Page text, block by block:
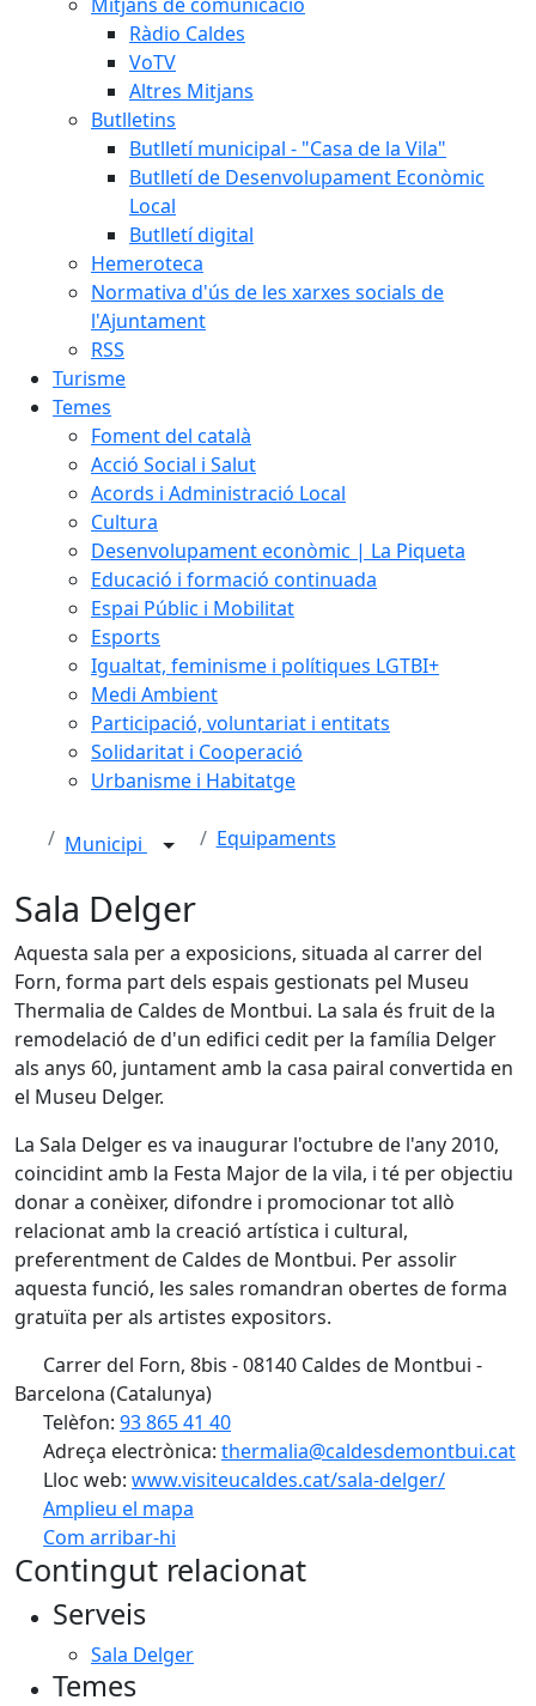
Ràdio Caldes
VoTV
Altres Mitjans
Butlletins
Butlletí municipal - "Casa de la Vila"
Butlletí de Desenvolupament Econòmic
Local
Butlletí digital
Hemeroteca
Normativa d'ús de les xarxes socials de
l'Ajuntament
RSS
Turisme
Temes
Foment del català
Acció Social i Salut
Acords i Administració Local
Cultura
Desenvolupament econòmic | La Piqueta
Educació i formació continuada
Espai Públic i Mobilitat
Esports
Igualtat, feminisme i polítiques LGTBI+
Medi Ambient
Participació, voluntariat i entitats
Solidaritat i Cooperació
Urbanisme i Habitatge
Municipi Equipaments
Sala Delger
Aquesta sala per a exposicions, situada al carrer del
Forn, forma part dels espais gestionats pel Museu
Thermalia de Caldes de Montbui. La sala és fruit de la
remodelació de d'un edifici cedit per la família Delger
als anys 60, juntament amb la casa pairal convertida en
el Museu Delger.
La Sala Delger es va inaugurar l'octubre de l'any 2010,
coincidint amb la Festa Major de la vila, i té per objectiu
donar a conèixer, difondre i promocionar tot allò
relacionat amb la creació artística i cultural,
preferentment de Caldes de Montbui. Per assolir
aquesta funció, les sales romandran obertes de forma
gratuïta per als artistes expositors.
Carrer del Forn, 8bis - 08140 Caldes de Montbui -
Barcelona (Catalunya)
Telèfon: 93 865 41 40
Adreça electrònica: thermalia@caldesdemontbui.cat
Lloc web: www.visiteucaldes.cat/sala-delger/
Amplieu el mapa
Com arribar-hi
+
−
Contingut relacionat
Serveis
Sala Delger
Temes